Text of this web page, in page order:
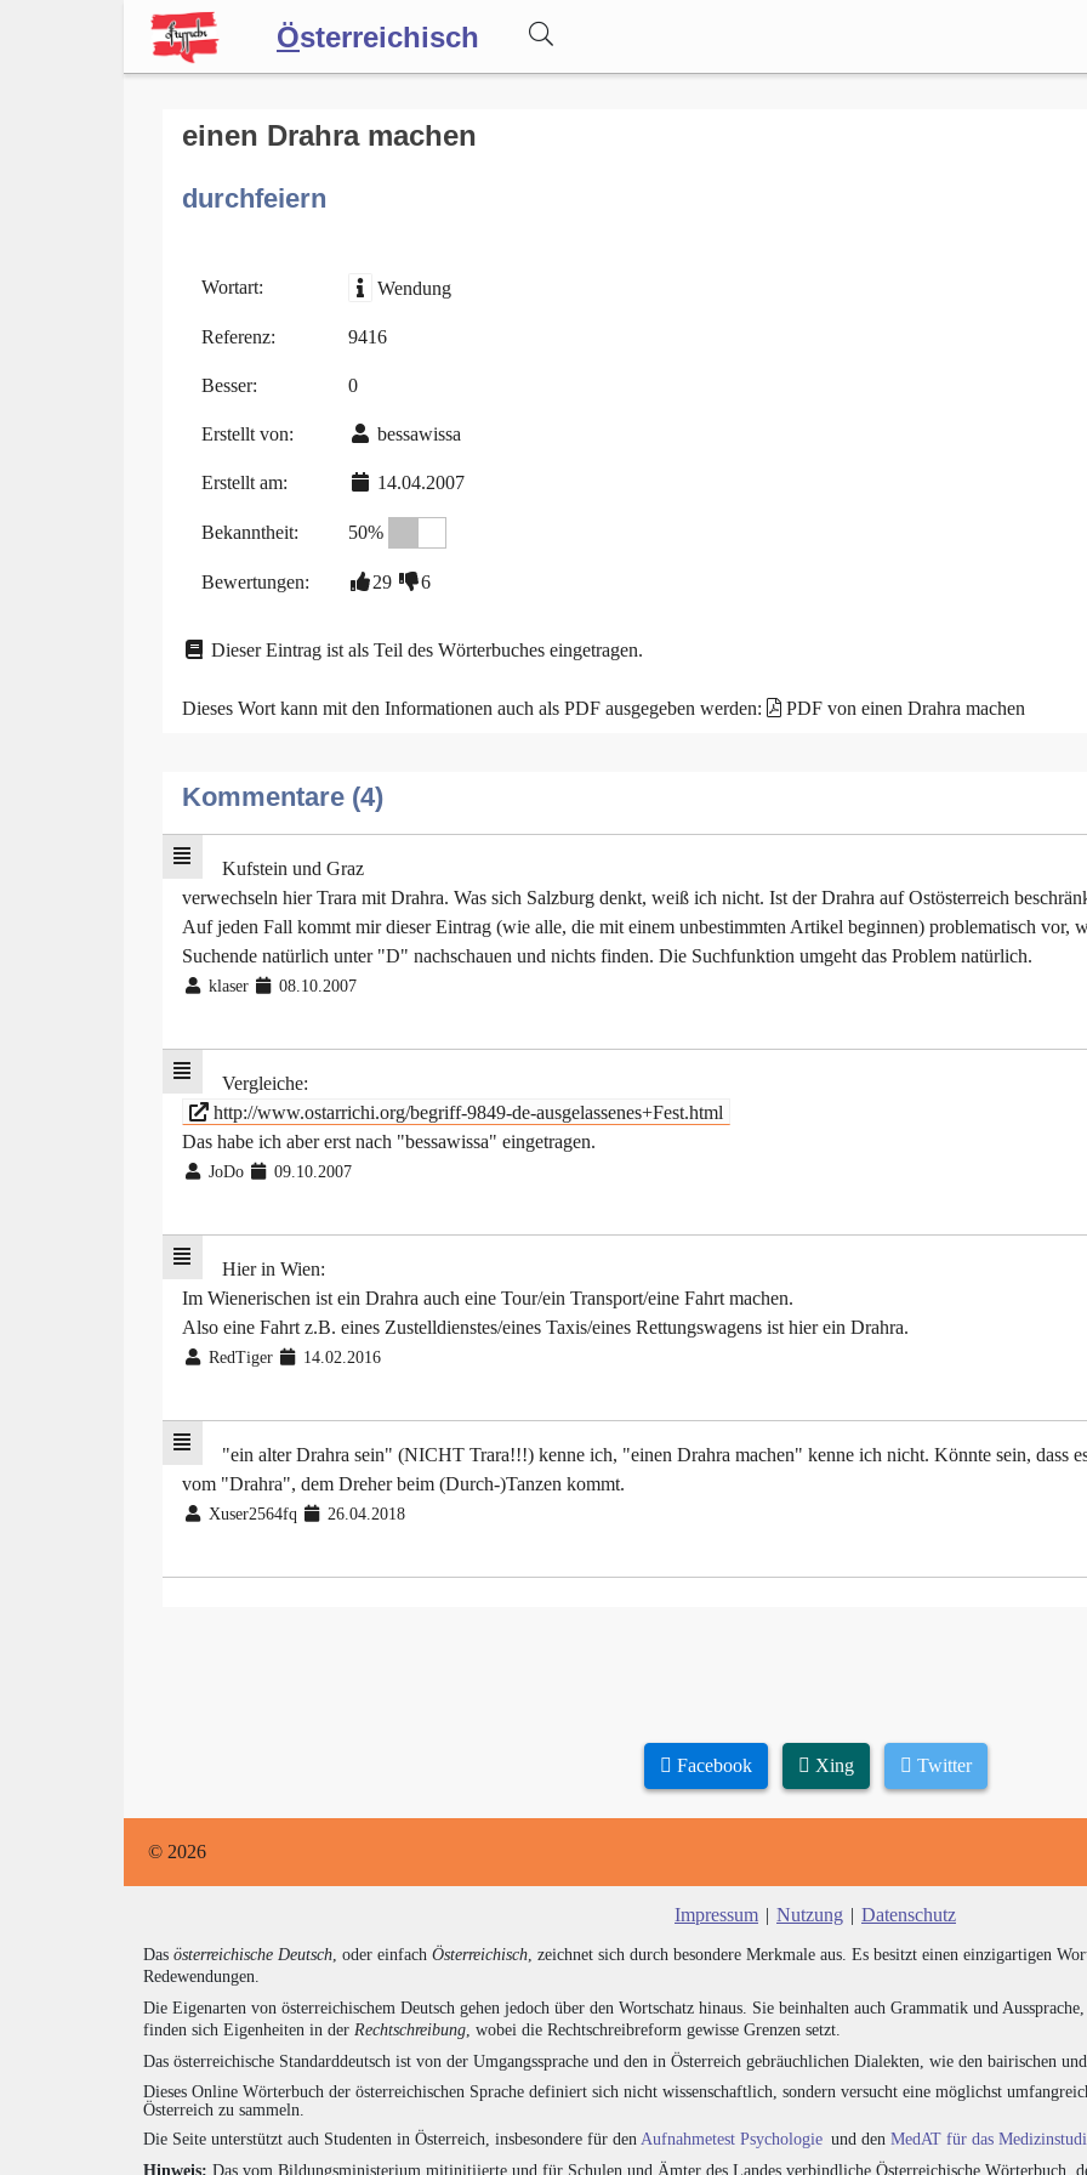
Österreichisch
Forum
Blog
einen Drahra machen
durchfeiern
Wortart: Wendung
Referenz: 9416
Besser: 0
Erstellt von: bessawissa
Erstellt am: 14.04.2007
Bekanntheit: 50%
Bewertungen: 29 6
Dieser Eintrag ist als Teil des Wörterbuches eingetragen.
Dieses Wort kann mit den Informationen auch als PDF ausgegeben werden: PDF von einen Drahra machen
Kommentare (4)
Kufstein und Graz
verwechseln hier Trara mit Drahra. Was sich Salzburg denkt, weiß ich nicht. Ist der Drahra auf Ostösterreich
Auf jeden Fall kommt mir dieser Eintrag (wie alle, die mit einem unbestimmten Artikel beginnen) problematisch vor,
Suchende natürlich unter "D" nachschauen und nichts finden. Die Suchfunktion umgeht das Problem natürlich.
klaser 08.10.2007
Vergleiche:
http://www.ostarrichi.org/begriff-9849-de-ausgelassenes+Fest.html
Das habe ich aber erst nach "bessawissa" eingetragen.
JoDo 09.10.2007
Hier in Wien:
Im Wienerischen ist ein Drahra auch eine Tour/ein Transport/eine Fahrt machen.
Also eine Fahrt z.B. eines Zustelldienstes/eines Taxis/eines Rettungswagens ist hier ein Drahra.
RedTiger 14.02.2016
"ein alter Drahra sein" (NICHT Trara!!!) kenne ich, "einen Drahra machen" kenne ich nicht. Könnte sein, dass
vom "Drahra", dem Dreher beim (Durch-)Tanzen kommt.
Xuser2564fq 26.04.2018
Facebook Xing Twitter
© 2026
Impressum | Nutzung | Datenschutz
Das österreichische Deutsch , oder einfach Österreichisch , zeichnet sich durch besondere Merkmale aus. Es besitzt einen einzigartigen
Redewendungen.
Die Eigenarten von österreichischem Deutsch gehen jedoch über den Wortschatz hinaus. Sie beinhalten auch Grammatik und
finden sich Eigenheiten in der Rechtschreibung , wobei die Rechtschreibreform gewisse Grenzen setzt.
Das österreichische Standarddeutsch ist von der Umgangssprache und den in Österreich gebräuchlichen Dialekten, wie den bairischen
Dieses Online Wörterbuch der österreichischen Sprache definiert sich nicht wissenschaftlich, sondern versucht eine möglichst
Österreich zu sammeln.
Die Seite unterstützt auch Studenten in Österreich, insbesondere für den Aufnahmetest Psychologie und den MedAT für das
Hinweis: Das vom Bildungsministerium mitinitiierte und für Schulen und Ämter des Landes verbindliche Österreichische Wörterbuch,